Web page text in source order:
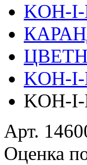
KOH-
KOH-
KOH-
Арт.
Оценка